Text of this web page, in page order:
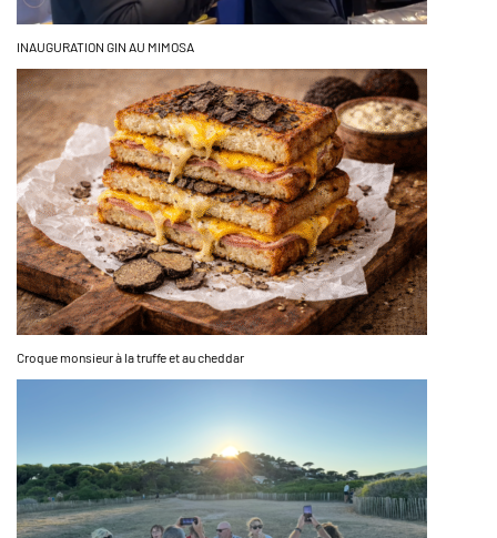
INAUGURATION GIN AU MIMOSA
Croque monsieur à la truffe et au cheddar